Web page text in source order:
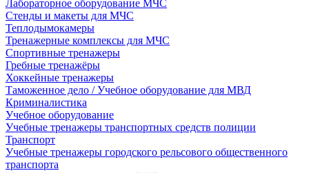
Лабораторное оборудование МЧС
Стенды и макеты для МЧС
Теплодымокамеры
Тренажерные комплексы для МЧС
Спортивные тренажеры
Гребные тренажёры
Хоккейные тренажеры
Таможенное дело / Учебное оборудование для МВД
Криминалистика
Учебное оборудование
Учебные тренажеры транспортных средств полиции
Транспорт
Учебные тренажеры городского рельсового общественного
транспорта